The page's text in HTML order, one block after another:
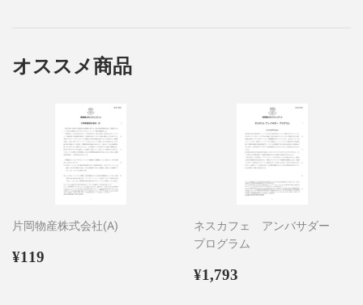
オススメ商品
片岡物産株式会社(A)
通
¥119
ネスカフェ アンバサダー
プログラム
通
¥1,793